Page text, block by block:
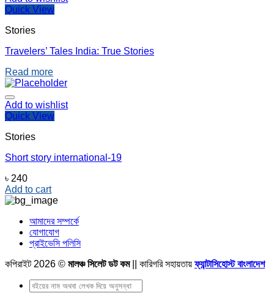
Quick View
Stories
Travelers’ Tales India: True Stories
Read more
Add to wishlist
Quick View
Stories
Short story international-19
৳ 240
Add to cart
আমাদের সম্পর্কে
যোগাযোগ
প্রাইভেসি পলিসি
কপিরাইট 2026 © মালঞ্চ সিলেট ডট কম|| কারিগরি সহায়তায়ফ্যান্টাসিহোস্ট বাংলাদেশ
Search